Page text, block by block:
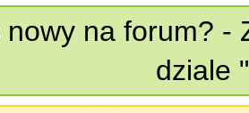
nowy na forum? -
dziale